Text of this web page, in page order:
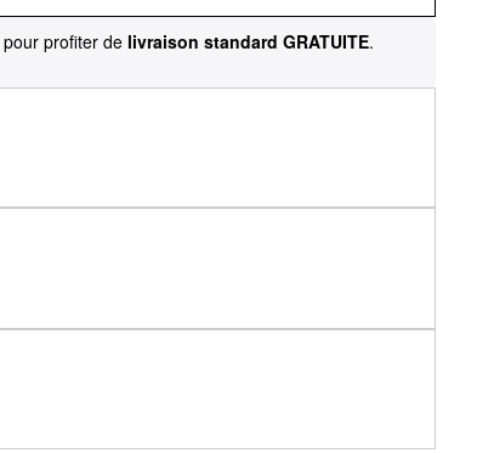
pour profiter de livraison standard GRATUITE.